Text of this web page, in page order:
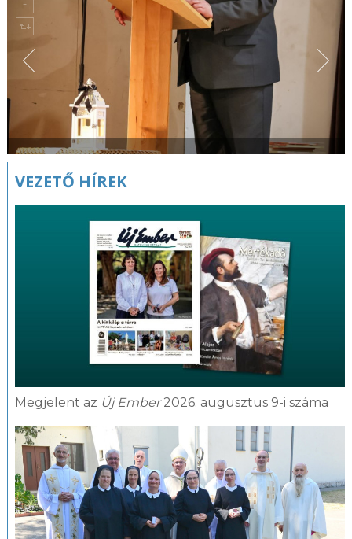
VEZETŐ HÍREK
Megjelent az Új Ember2026. augusztus 9-i száma